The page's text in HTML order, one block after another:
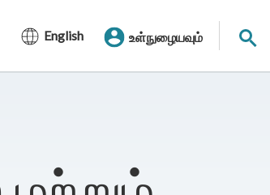
English உள்நுழையவும்